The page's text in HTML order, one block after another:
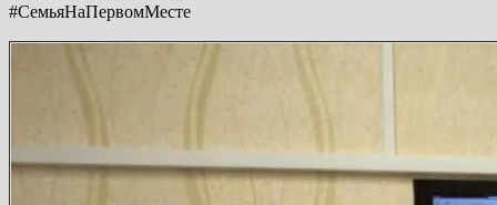
#СемьяНаПервомМесте